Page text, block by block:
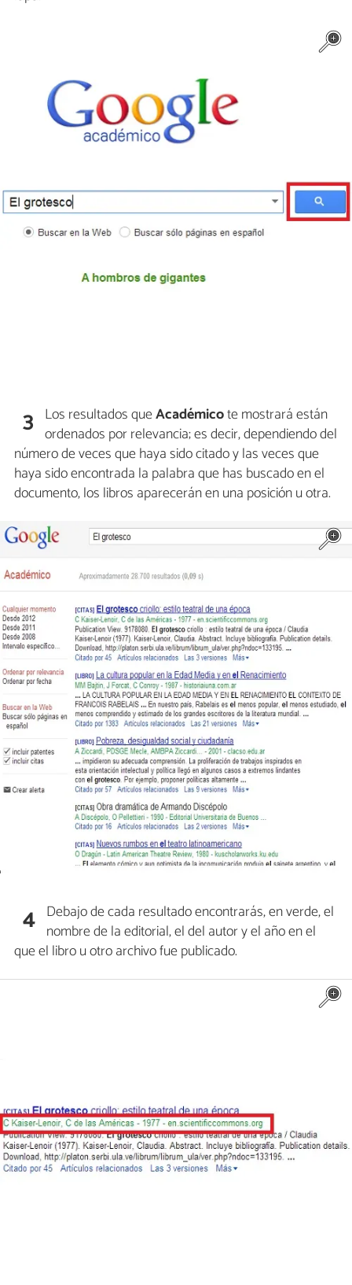
3 Los resultados queAcadémicote mostrará están
ordenados por relevancia; es decir, dependiendo del
número de veces que haya sido citado y las veces que
haya sido encontrada la palabra que has buscado en el
documento, los libros aparecerán en una posición u otra.
4 Debajo de cada resultado encontrarás, en verde, el
nombre de la editorial, el del autor y el año en el
que el libro u otro archivo fue publicado.